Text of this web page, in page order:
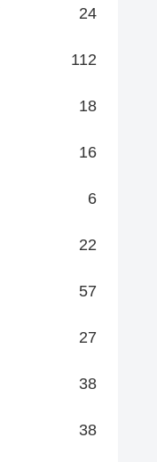
24
112
18
16
6
22
57
27
38
38